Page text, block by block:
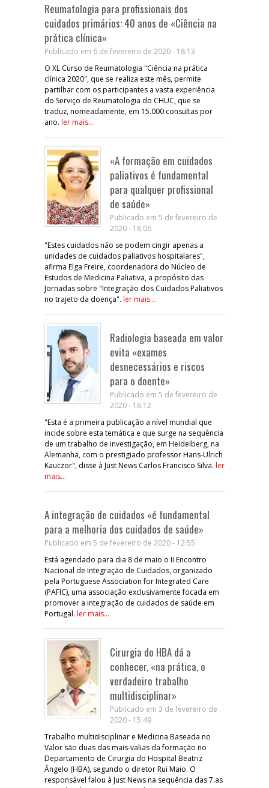
Reumatologia para profissionais dos
cuidados primários: 40 anos de «Ciência na
prática clínica»
Publicado em 6 de fevereiro de 2020 - 18:13
O XL Curso de Reumatologia "Ciência na prática
clínica 2020", que se realiza este mês, permite
partilhar com os participantes a vasta experiência
do Serviço de Reumatologia do CHUC, que se
traduz, nomeadamente, em 15.000 consultas por
ano. ler mais...
«A formação em cuidados
paliativos é fundamental
para qualquer profissional
de saúde»
Publicado em 5 de fevereiro de
2020 - 18:06
"Estes cuidados não se podem cingir apenas a
unidades de cuidados paliativos hospitalares",
afirma Elga Freire, coordenadora do Núcleo de
Estudos de Medicina Paliativa, a propósito das
Jornadas sobre "Integração dos Cuidados Paliativos
no trajeto da doença". ler mais...
Radiologia baseada em valor
evita «exames
desnecessários e riscos
para o doente»
Publicado em 5 de fevereiro de
2020 - 16:12
"Esta é a primeira publicação a nível mundial que
incide sobre esta temática e que surge na sequência
de um trabalho de investigação, em Heidelberg, na
Alemanha, com o prestigiado professor Hans-Ulrich
Kauczor", disse à Just News Carlos Francisco Silva. ler
mais...
A integração de cuidados «é fundamental
para a melhoria dos cuidados de saúde»
Publicado em 5 de fevereiro de 2020 - 12:55
Está agendado para dia 8 de maio o II Encontro
Nacional de Integração de Cuidados, organizado
pela Portuguese Association for Integrated Care
(PAFIC), uma associação exclusivamente focada em
promover a integração de cuidados de saúde em
Portugal. ler mais...
Cirurgia do HBA dá a
conhecer, «na prática, o
verdadeiro trabalho
multidisciplinar»
Publicado em 3 de fevereiro de
2020 - 15:49
Trabalho multidisciplinar e Medicina Baseada no
Valor são duas das mais-valias da formação no
Departamento de Cirurgia do Hospital Beatriz
Ângelo (HBA), segundo o diretor Rui Maio. O
responsável falou à Just News na sequência das 7.as